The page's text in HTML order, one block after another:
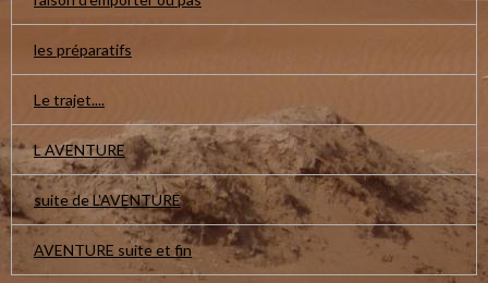
les préparatifs
Le trajet....
L AVENTURE
suite de L'AVENTURE
AVENTURE suite et fin